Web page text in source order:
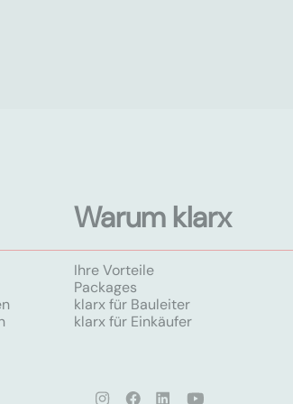
Warum klarx
Ihre Vorteile
Packages
klarx für Bauleiter
klarx für Einkäufer